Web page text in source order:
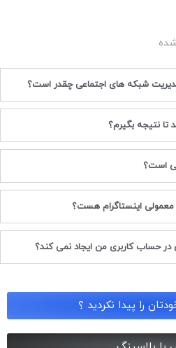
شبکه های اجتماعی چقدر است؟
نتیجه بگیرم؟
است؟
اینستاگرام هست؟
در حساب کاربری من ایجاد نمی کند؟
را پیدا نکردید ؟